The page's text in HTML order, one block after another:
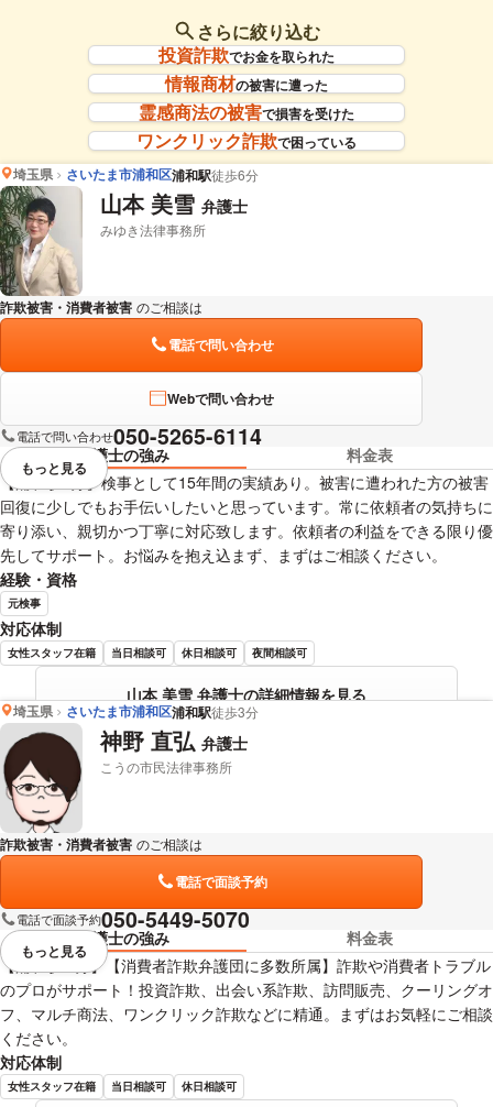
さらに絞り込む
投資詐欺でお金を取られた
情報商材の被害に遭った
霊感商法の被害で損害を受けた
ワンクリック詐欺で困っている
埼玉県
さいたま市浦和区浦和駅徒歩6分
山本 美雪 弁護士
みゆき法律事務所
詐欺被害・消費者被害 のご相談は
電話で問い合わせ
Webで問い合わせ
電話で問い合わせ050-5265-6114
弁護士の強み
料金表
【浦和駅5分】検事として15年間の実績あり。被害に遭われた方の被害
回復に少しでもお手伝いしたいと思っています。常に依頼者の気持ちに
寄り添い、親切かつ丁寧に対応致します。依頼者の利益をできる限り優
先してサポート。お悩みを抱え込まず、まずはご相談ください。
経験・資格
元検事
対応体制
女性スタッフ在籍 当日相談可 休日相談可 夜間相談可
山本 美雪 弁護士の詳細情報を見る
視覚的に省略されている要素を
もっと見る
埼玉県 さいたま市浦和区浦和駅徒歩3分
神野 直弘 弁護士
こうの市民法律事務所
詐欺被害・消費者被害 のご相談は
電話で面談予約
電話で面談予約050-5449-5070
弁護士の強み
料金表
【浦和駅 3分】【消費者詐欺弁護団に多数所属】詐欺や消費者トラブル
のプロがサポート！投資詐欺、出会い系詐欺、訪問販売、クーリングオ
フ、マルチ商法、ワンクリック詐欺などに精通。まずはお気軽にご相談
ください。
対応体制
女性スタッフ在籍 当日相談可 休日相談可
視覚的に省略されている要素を
もっと見る